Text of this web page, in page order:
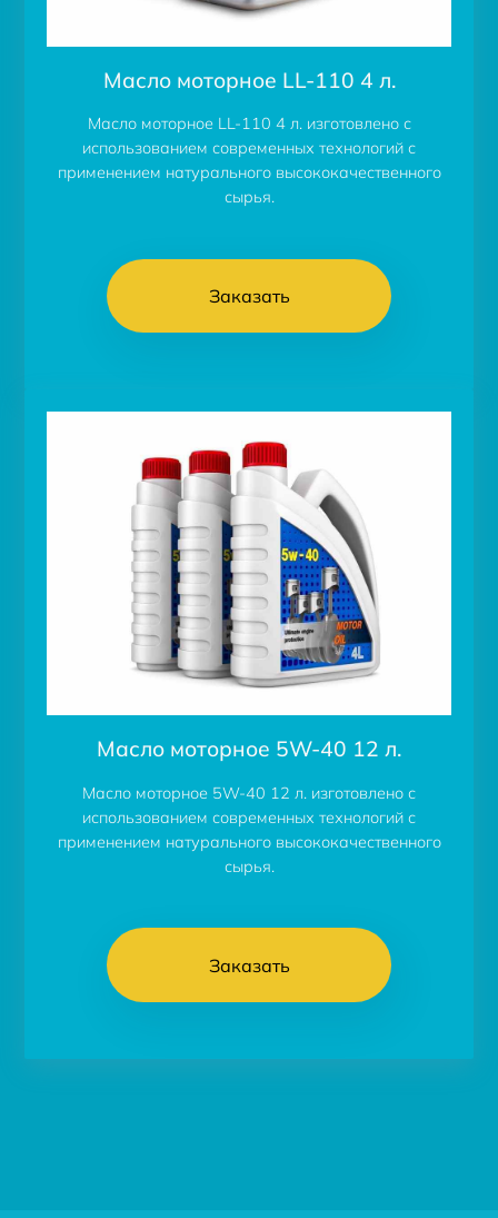
Масло моторное LL-110 4 л.
Масло моторное LL-110 4 л. изготовлено с
использованием современных технологий с
применением натурального высококачественного
сырья.
Заказать
Масло моторное 5W-40 12 л.
Масло моторное 5W-40 12 л. изготовлено с
использованием современных технологий с
применением натурального высококачественного
сырья.
Заказать